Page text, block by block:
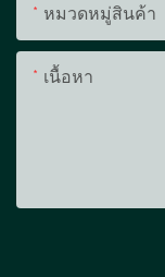
หมวดหมู่สินค้า
เนื้อหา